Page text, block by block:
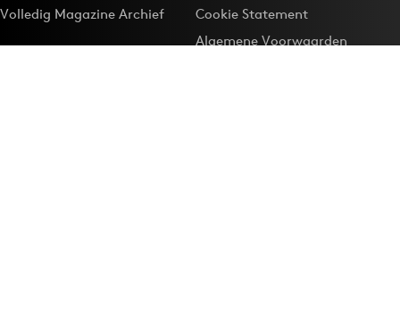
Volledig Magazine Archief
Cookie Statement
Algemene Voorwaarden